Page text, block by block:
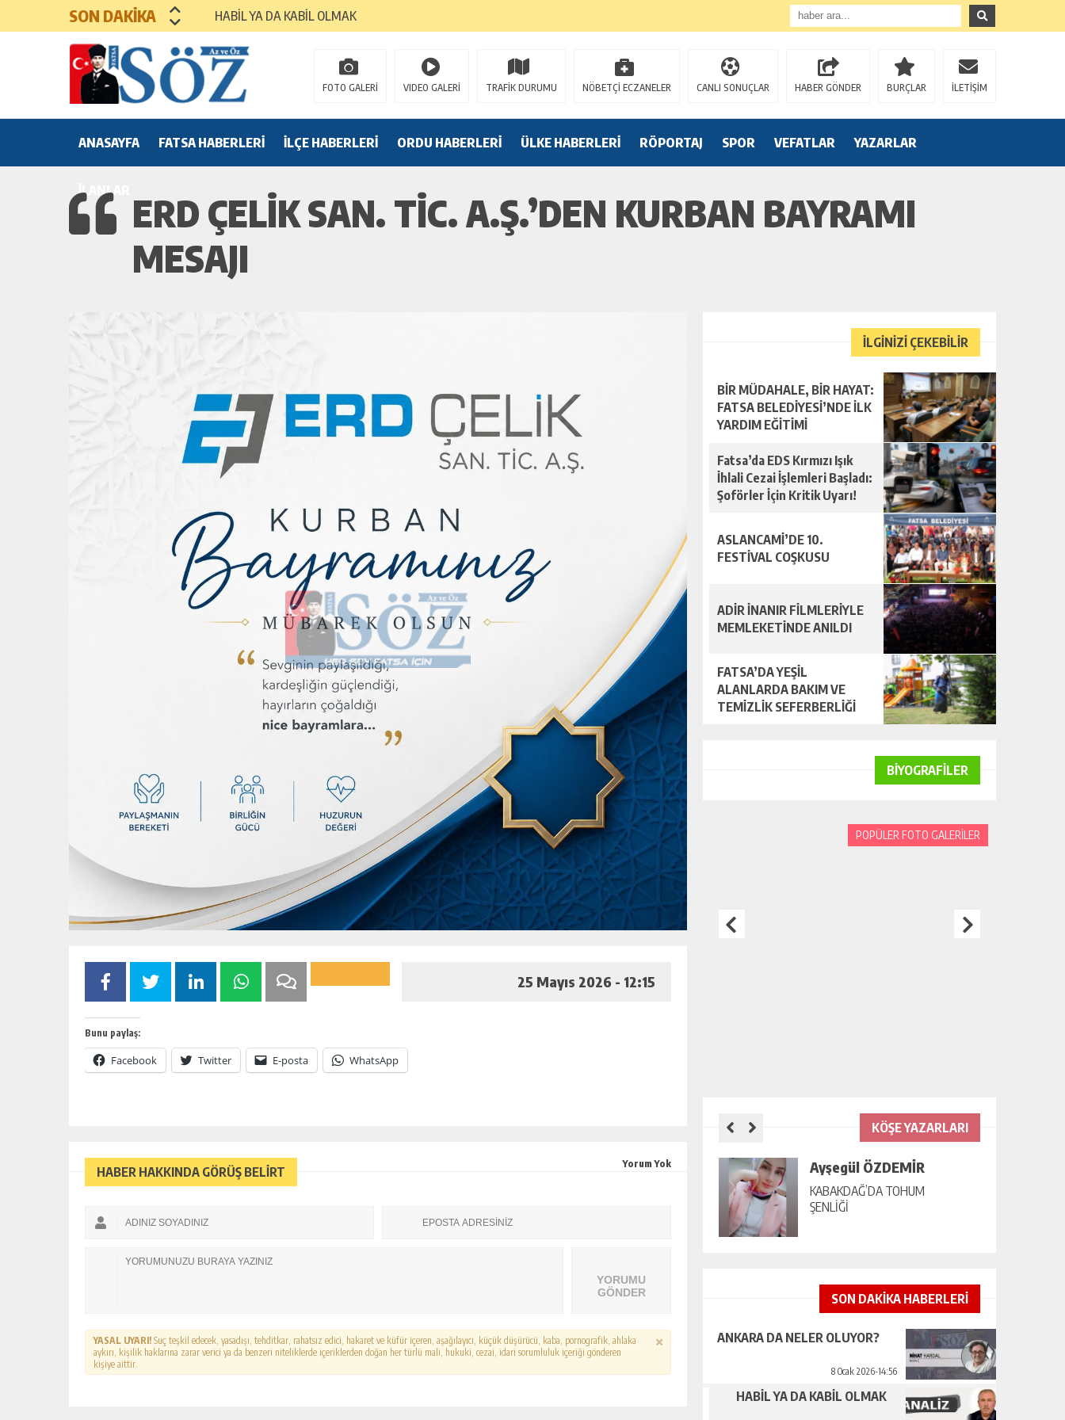
SON DAKİKA
HABİL YA DA KABİL OLMAK
MEZUNİYET TÖRENLERİ
FOTO GALERİ VIDEO GALERİ TRAFİK DURUMU NÖBETÇİ ECZANELER CANLI SONUÇLAR HABER GÖNDER BURÇLAR İLETİŞİM
ANASAYFA FATSA HABERLERİ İLÇE HABERLERİ ORDU HABERLERİ ÜLKE HABERLERİ RÖPORTAJ SPOR VEFATLAR YAZARLAR
İLANLAR
ERD ÇELİK SAN. TİC. A.Ş.’DEN KURBAN BAYRAMI
MESAJI
25 Mayıs 2026 - 12:15
Bunu paylaş:
Facebook Twitter E-posta WhatsApp
HABER HAKKINDA GÖRÜŞ BELİRT
Yorum Yok
YORUMU
GÖNDER
YASAL UYARI! Suç teşkil edecek, yasadışı, tehditkar, rahatsız edici, hakaret ve küfür içeren, aşağılayıcı, küçük düşürücü, kaba, pornografik, ahlaka
aykırı, kişilik haklarına zarar verici ya da benzeri niteliklerde içeriklerden doğan her türlü mali, hukuki, cezai, idari sorumluluk içeriği gönderen
kişiye aittir.
İLGİNİZİ ÇEKEBİLİR
BİR MÜDAHALE, BİR HAYAT:
FATSA BELEDİYESİ’NDE İLK
YARDIM EĞİTİMİ
Fatsa’da EDS Kırmızı Işık
İhlali Cezai İşlemleri Başladı:
Şoförler İçin Kritik Uyarı!
ASLANCAMİ’DE 10.
FESTİVAL COŞKUSU
ADİR İNANIR FİLMLERİYLE
MEMLEKETİNDE ANILDI
FATSA’DA YEŞİL
ALANLARDA BAKIM VE
TEMİZLİK SEFERBERLİĞİ
BİYOGRAFİLER
POPÜLER FOTO GALERİLER
KÖŞE YAZARLARI
Yusuf Yakan
NE EKTİK, NE BİÇİCEZ?
ALİHAN AKYAZI Ayşegül ÖZDEMİR
KABAKDAĞ’DA TOHUM
ŞENLİĞİ
SON DAKİKA HABERLERİ
ANKARA DA NELER OLUYOR?
8 Ocak 2026-14:56
HABİL YA DA KABİL OLMAK